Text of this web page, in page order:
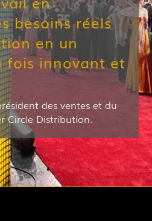
besoins réels
en un
fois innovant et
des ventes et du
Circle Distribution.